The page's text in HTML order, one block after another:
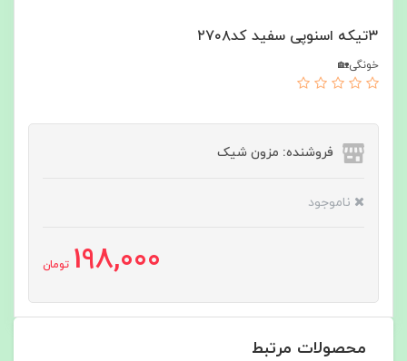
۳تیکه اسنوپی سفید کد۲۷۰۸
خونگی🏡
فروشنده: مزون شیک
ناموجود
198,000 تومان
محصولات مرتبط